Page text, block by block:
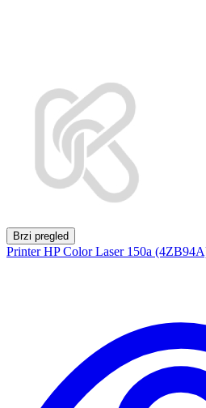
Brzi pregled
Printer HP Color Laser 150a